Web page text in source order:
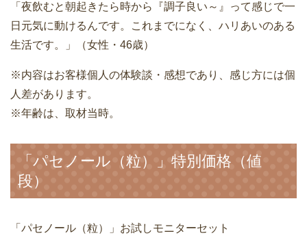
「夜飲むと朝起きたら時から『調子良い～』って感じで一
日元気に動けるんです。これまでになく、ハリあいのある
生活です。」（女性・46歳）
※内容はお客様個人の体験談・感想であり、感じ方には個
人差があります。
※年齢は、取材当時。
「パセノール（粒）」特別価格（値
段）
「パセノール（粒）」お試しモニターセット